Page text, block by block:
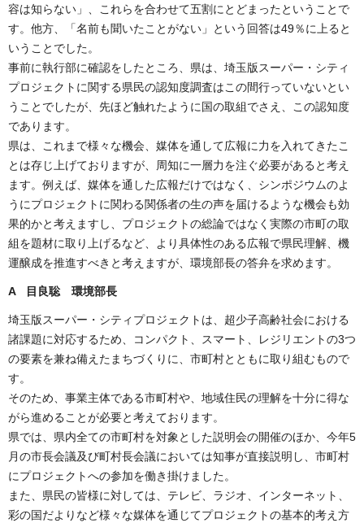
容は知らない」、これらを合わせて五割にとどまったということで
す。他方、「名前も聞いたことがない」という回答は49％に上ると
いうことでした。
事前に執行部に確認をしたところ、県は、埼玉版スーパー・シティ
プロジェクトに関する県民の認知度調査はこの間行っていないとい
うことでしたが、先ほど触れたように国の取組でさえ、この認知度
であります。
県は、これまで様々な機会、媒体を通して広報に力を入れてきたこ
とは存じ上げておりますが、周知に一層力を注ぐ必要があると考え
ます。例えば、媒体を通した広報だけではなく、シンポジウムのよ
うにプロジェクトに関わる関係者の生の声を届けるような機会も効
果的かと考えますし、プロジェクトの総論ではなく実際の市町の取
組を題材に取り上げるなど、より具体性のある広報で県民理解、機
運醸成を推進すべきと考えますが、環境部長の答弁を求めます。
A 目良聡 環境部長
埼玉版スーパー・シティプロジェクトは、超少子高齢社会における
諸課題に対応するため、コンパクト、スマート、レジリエントの3つ
の要素を兼ね備えたまちづくりに、市町村とともに取り組むもので
す。
そのため、事業主体である市町村や、地域住民の理解を十分に得な
がら進めることが必要と考えております。
県では、県内全ての市町村を対象とした説明会の開催のほか、今年5
月の市長会議及び町村長会議においては知事が直接説明し、市町村
にプロジェクトへの参加を働き掛けました。
また、県民の皆様に対しては、テレビ、ラジオ、インターネット、
彩の国だよりなど様々な媒体を通じてプロジェクトの基本的考え方